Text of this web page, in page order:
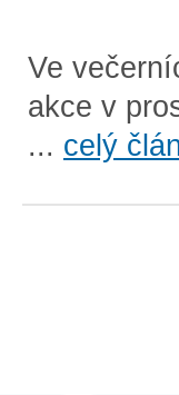
Ve
akce v
... celý